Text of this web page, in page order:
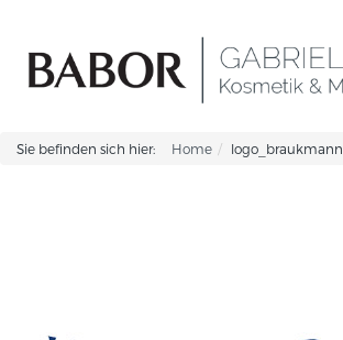
Sie befinden sich hier: Home logo_braukmann